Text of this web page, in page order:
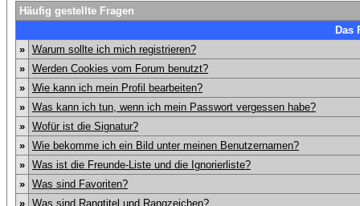
Häufig gestellte Fragen
Das
» Warum sollte ich mich registrieren?
» Werden Cookies vom Forum benutzt?
» Wie kann ich mein Profil bearbeiten?
» Was kann ich tun, wenn ich mein Passwort vergessen habe?
» Wofür ist die Signatur?
» Wie bekomme ich ein Bild unter meinen Benutzernamen?
» Was ist die Freunde-Liste und die Ignorierliste?
» Was sind Favoriten?
» Was sind Rangtitel und Rangzeichen?